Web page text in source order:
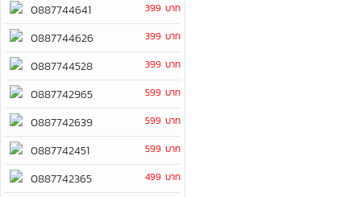
0887744641 399 บาท
0887744626 399 บาท
0887744528 399 บาท
0887742965 599 บาท
0887742639 599 บาท
0887742451 599 บาท
0887742365 499 บาท